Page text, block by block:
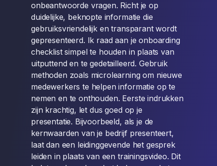
onbeantwoorde vragen. Richt je op
duidelijke, beknopte informatie die
gebruiksvriendelijk en transparant wordt
gepresenteerd. Ik raad aan je onboarding
checklist simpel te houden in plaats van
uitputtend en te gedetailleerd. Gebruik
methoden zoals microlearning om nieuwe
medewerkers te helpen informatie op te
nemen en te onthouden. Eerste indrukken
zijn krachtig, let dus goed op je
presentatie. Bijvoorbeeld, als je de
kernwaarden van je bedrijf presenteert,
laat dan een leidinggevende het gesprek
leiden in plaats van een trainingsvideo. Dit